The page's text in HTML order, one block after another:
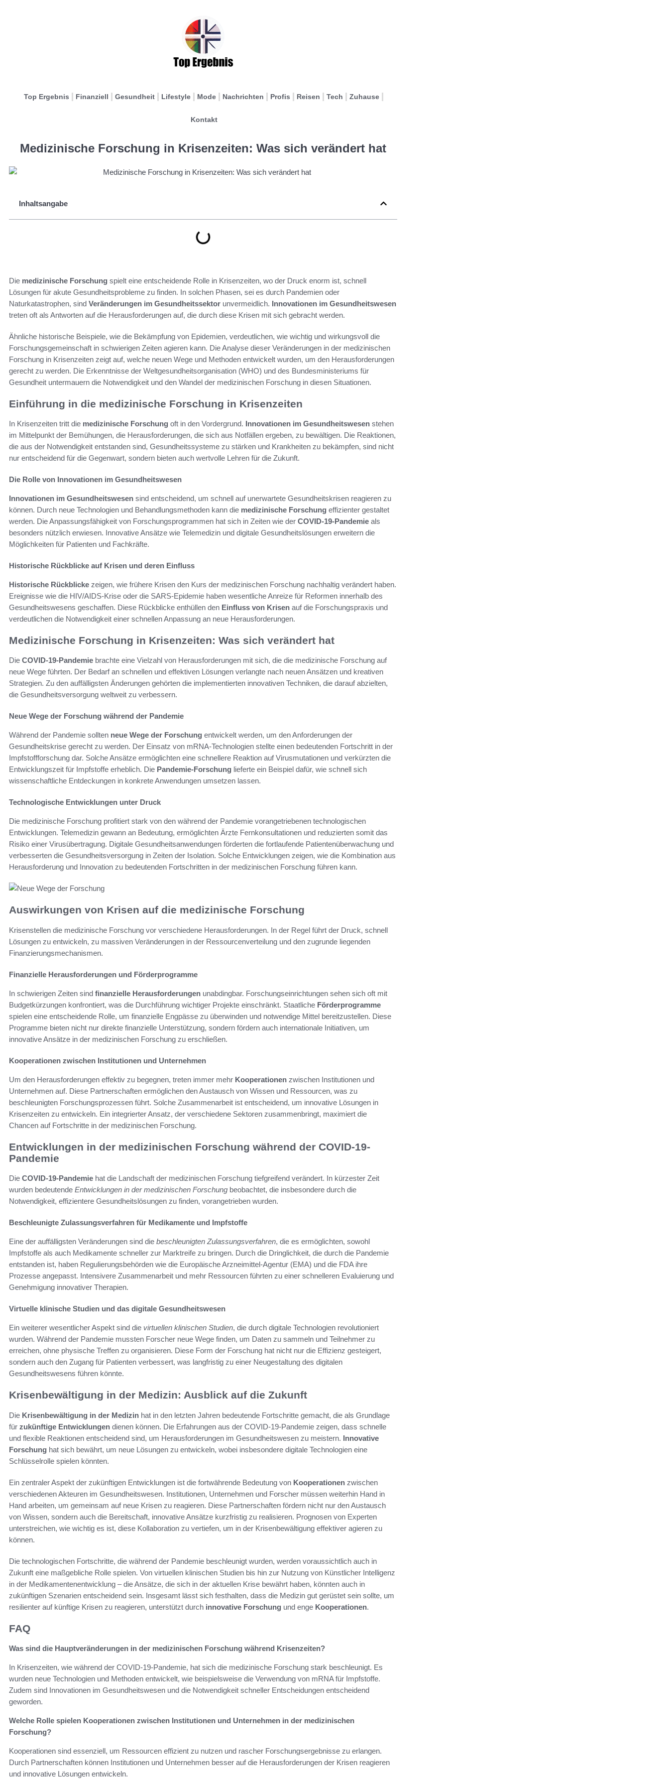
Top Ergebnis Finanziell Gesundheit Lifestyle Mode Nachrichten Profis Reisen Tech Zuhause
Kontakt
Medizinische Forschung in Krisenzeiten: Was sich verändert hat
Inhaltsangabe
Die medizinische Forschung spielt eine entscheidende Rolle in Krisenzeiten, wo der Druck enorm ist, schnell
Lösungen für akute Gesundheitsprobleme zu finden. In solchen Phasen, sei es durch Pandemien oder
Naturkatastrophen, sind Veränderungen im Gesundheitssektor unvermeidlich. Innovationen im Gesundheitswesen
treten oft als Antworten auf die Herausforderungen auf, die durch diese Krisen mit sich gebracht werden.
Ähnliche historische Beispiele, wie die Bekämpfung von Epidemien, verdeutlichen, wie wichtig und wirkungsvoll die
Forschungsgemeinschaft in schwierigen Zeiten agieren kann. Die Analyse dieser Veränderungen in der medizinischen
Forschung in Krisenzeiten zeigt auf, welche neuen Wege und Methoden entwickelt wurden, um den Herausforderungen
gerecht zu werden. Die Erkenntnisse der Weltgesundheitsorganisation (WHO) und des Bundesministeriums für
Gesundheit untermauern die Notwendigkeit und den Wandel der medizinischen Forschung in diesen Situationen.
Einführung in die medizinische Forschung in Krisenzeiten
In Krisenzeiten tritt die medizinische Forschung oft in den Vordergrund. Innovationen im Gesundheitswesen stehen
im Mittelpunkt der Bemühungen, die Herausforderungen, die sich aus Notfällen ergeben, zu bewältigen. Die Reaktionen,
die aus der Notwendigkeit entstanden sind, Gesundheitssysteme zu stärken und Krankheiten zu bekämpfen, sind nicht
nur entscheidend für die Gegenwart, sondern bieten auch wertvolle Lehren für die Zukunft.
Die Rolle von Innovationen im Gesundheitswesen
Innovationen im Gesundheitswesen sind entscheidend, um schnell auf unerwartete Gesundheitskrisen reagieren zu
können. Durch neue Technologien und Behandlungsmethoden kann die medizinische Forschung effizienter gestaltet
werden. Die Anpassungsfähigkeit von Forschungsprogrammen hat sich in Zeiten wie der COVID-19-Pandemie als
besonders nützlich erwiesen. Innovative Ansätze wie Telemedizin und digitale Gesundheitslösungen erweitern die
Möglichkeiten für Patienten und Fachkräfte.
Historische Rückblicke auf Krisen und deren Einfluss
Historische Rückblicke zeigen, wie frühere Krisen den Kurs der medizinischen Forschung nachhaltig verändert haben.
Ereignisse wie die HIV/AIDS-Krise oder die SARS-Epidemie haben wesentliche Anreize für Reformen innerhalb des
Gesundheitswesens geschaffen. Diese Rückblicke enthüllen den Einfluss von Krisen auf die Forschungspraxis und
verdeutlichen die Notwendigkeit einer schnellen Anpassung an neue Herausforderungen.
Medizinische Forschung in Krisenzeiten: Was sich verändert hat
Die COVID-19-Pandemie brachte eine Vielzahl von Herausforderungen mit sich, die die medizinische Forschung auf
neue Wege führten. Der Bedarf an schnellen und effektiven Lösungen verlangte nach neuen Ansätzen und kreativen
Strategien. Zu den auffälligsten Änderungen gehörten die implementierten innovativen Techniken, die darauf abzielten,
die Gesundheitsversorgung weltweit zu verbessern.
Neue Wege der Forschung während der Pandemie
Während der Pandemie sollten neue Wege der Forschung entwickelt werden, um den Anforderungen der
Gesundheitskrise gerecht zu werden. Der Einsatz von mRNA-Technologien stellte einen bedeutenden Fortschritt in der
Impfstoffforschung dar. Solche Ansätze ermöglichten eine schnellere Reaktion auf Virusmutationen und verkürzten die
Entwicklungszeit für Impfstoffe erheblich. Die Pandemie-Forschung lieferte ein Beispiel dafür, wie schnell sich
wissenschaftliche Entdeckungen in konkrete Anwendungen umsetzen lassen.
Technologische Entwicklungen unter Druck
Die medizinische Forschung profitiert stark von den während der Pandemie vorangetriebenen technologischen
Entwicklungen. Telemedizin gewann an Bedeutung, ermöglichten Ärzte Fernkonsultationen und reduzierten somit das
Risiko einer Virusübertragung. Digitale Gesundheitsanwendungen förderten die fortlaufende Patientenüberwachung und
verbesserten die Gesundheitsversorgung in Zeiten der Isolation. Solche Entwicklungen zeigen, wie die Kombination aus
Herausforderung und Innovation zu bedeutenden Fortschritten in der medizinischen Forschung führen kann.
Auswirkungen von Krisen auf die medizinische Forschung
Krisenstellen die medizinische Forschung vor verschiedene Herausforderungen. In der Regel führt der Druck, schnell
Lösungen zu entwickeln, zu massiven Veränderungen in der Ressourcenverteilung und den zugrunde liegenden
Finanzierungsmechanismen.
Finanzielle Herausforderungen und Förderprogramme
In schwierigen Zeiten sind finanzielle Herausforderungen unabdingbar. Forschungseinrichtungen sehen sich oft mit
Budgetkürzungen konfrontiert, was die Durchführung wichtiger Projekte einschränkt. Staatliche Förderprogramme
spielen eine entscheidende Rolle, um finanzielle Engpässe zu überwinden und notwendige Mittel bereitzustellen. Diese
Programme bieten nicht nur direkte finanzielle Unterstützung, sondern fördern auch internationale Initiativen, um
innovative Ansätze in der medizinischen Forschung zu erschließen.
Kooperationen zwischen Institutionen und Unternehmen
Um den Herausforderungen effektiv zu begegnen, treten immer mehr Kooperationen zwischen Institutionen und
Unternehmen auf. Diese Partnerschaften ermöglichen den Austausch von Wissen und Ressourcen, was zu
beschleunigten Forschungsprozessen führt. Solche Zusammenarbeit ist entscheidend, um innovative Lösungen in
Krisenzeiten zu entwickeln. Ein integrierter Ansatz, der verschiedene Sektoren zusammenbringt, maximiert die
Chancen auf Fortschritte in der medizinischen Forschung.
Entwicklungen in der medizinischen Forschung während der COVID-19-
Pandemie
Die COVID-19-Pandemie hat die Landschaft der medizinischen Forschung tiefgreifend verändert. In kürzester Zeit
wurden bedeutende Entwicklungen in der medizinischen Forschung beobachtet, die insbesondere durch die
Notwendigkeit, effizientere Gesundheitslösungen zu finden, vorangetrieben wurden.
Beschleunigte Zulassungsverfahren für Medikamente und Impfstoffe
Eine der auffälligsten Veränderungen sind die beschleunigten Zulassungsverfahren, die es ermöglichten, sowohl
Impfstoffe als auch Medikamente schneller zur Marktreife zu bringen. Durch die Dringlichkeit, die durch die Pandemie
entstanden ist, haben Regulierungsbehörden wie die Europäische Arzneimittel-Agentur (EMA) und die FDA ihre
Prozesse angepasst. Intensivere Zusammenarbeit und mehr Ressourcen führten zu einer schnelleren Evaluierung und
Genehmigung innovativer Therapien.
Virtuelle klinische Studien und das digitale Gesundheitswesen
Ein weiterer wesentlicher Aspekt sind die virtuellen klinischen Studien, die durch digitale Technologien revolutioniert
wurden. Während der Pandemie mussten Forscher neue Wege finden, um Daten zu sammeln und Teilnehmer zu
erreichen, ohne physische Treffen zu organisieren. Diese Form der Forschung hat nicht nur die Effizienz gesteigert,
sondern auch den Zugang für Patienten verbessert, was langfristig zu einer Neugestaltung des digitalen
Gesundheitswesens führen könnte.
Krisenbewältigung in der Medizin: Ausblick auf die Zukunft
Die Krisenbewältigung in der Medizin hat in den letzten Jahren bedeutende Fortschritte gemacht, die als Grundlage
für zukünftige Entwicklungen dienen können. Die Erfahrungen aus der COVID-19-Pandemie zeigen, dass schnelle
und flexible Reaktionen entscheidend sind, um Herausforderungen im Gesundheitswesen zu meistern. Innovative
Forschung hat sich bewährt, um neue Lösungen zu entwickeln, wobei insbesondere digitale Technologien eine
Schlüsselrolle spielen könnten.
Ein zentraler Aspekt der zukünftigen Entwicklungen ist die fortwährende Bedeutung von Kooperationen zwischen
verschiedenen Akteuren im Gesundheitswesen. Institutionen, Unternehmen und Forscher müssen weiterhin Hand in
Hand arbeiten, um gemeinsam auf neue Krisen zu reagieren. Diese Partnerschaften fördern nicht nur den Austausch
von Wissen, sondern auch die Bereitschaft, innovative Ansätze kurzfristig zu realisieren. Prognosen von Experten
unterstreichen, wie wichtig es ist, diese Kollaboration zu vertiefen, um in der Krisenbewältigung effektiver agieren zu
können.
Die technologischen Fortschritte, die während der Pandemie beschleunigt wurden, werden voraussichtlich auch in
Zukunft eine maßgebliche Rolle spielen. Von virtuellen klinischen Studien bis hin zur Nutzung von Künstlicher Intelligenz
in der Medikamentenentwicklung – die Ansätze, die sich in der aktuellen Krise bewährt haben, könnten auch in
zukünftigen Szenarien entscheidend sein. Insgesamt lässt sich festhalten, dass die Medizin gut gerüstet sein sollte, um
resilienter auf künftige Krisen zu reagieren, unterstützt durch innovative Forschung und enge Kooperationen.
FAQ
Was sind die Hauptveränderungen in der medizinischen Forschung während Krisenzeiten?
In Krisenzeiten, wie während der COVID-19-Pandemie, hat sich die medizinische Forschung stark beschleunigt. Es
wurden neue Technologien und Methoden entwickelt, wie beispielsweise die Verwendung von mRNA für Impfstoffe.
Zudem sind Innovationen im Gesundheitswesen und die Notwendigkeit schneller Entscheidungen entscheidend
geworden.
Welche Rolle spielen Kooperationen zwischen Institutionen und Unternehmen in der medizinischen
Forschung?
Kooperationen sind essenziell, um Ressourcen effizient zu nutzen und rascher Forschungsergebnisse zu erlangen.
Durch Partnerschaften können Institutionen und Unternehmen besser auf die Herausforderungen der Krisen reagieren
und innovative Lösungen entwickeln.